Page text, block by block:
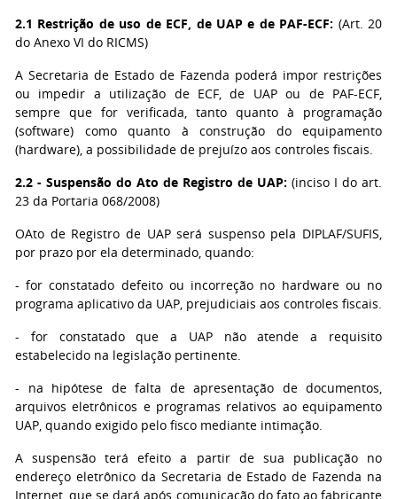
2.1 Restrição de uso de ECF, de UAP e de PAF-ECF: (Art. 20
do Anexo VI do RICMS)
A Secretaria de Estado de Fazenda poderá impor restrições
ou impedir a utilização de ECF, de UAP ou de PAF-ECF,
sempre que for verificada, tanto quanto à programação
(software) como quanto à construção do equipamento
(hardware), a possibilidade de prejuízo aos controles fiscais.
2.2 - Suspensão do Ato de Registro de UAP: (inciso I do art.
23 da Portaria 068/2008)
OAto de Registro de UAP será suspenso pela DIPLAF/SUFIS,
por prazo por ela determinado, quando:
- for constatado defeito ou incorreção no hardware ou no
programa aplicativo da UAP, prejudiciais aos controles fiscais.
- for constatado que a UAP não atende a requisito
estabelecido na legislação pertinente.
- na hipótese de falta de apresentação de documentos,
arquivos eletrônicos e programas relativos ao equipamento
UAP, quando exigido pelo fisco mediante intimação.
A suspensão terá efeito a partir de sua publicação no
endereço eletrônico da Secretaria de Estado de Fazenda na
Internet, que se dará após comunicação do fato ao fabricante